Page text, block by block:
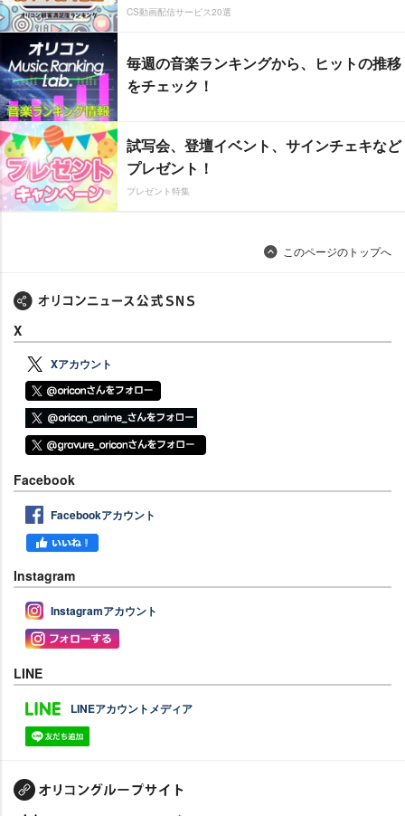
CS動画配信サービス20選
毎週の音楽ランキングから、ヒットの推移
をチェック！
試写会、登壇イベント、サインチェキなど
プレゼント！
プレゼント特集
このページのトップへ
X
Xアカウント
Facebook
Facebookアカウント
Instagram
Instagramアカウント
LINE
LINEアカウントメディア